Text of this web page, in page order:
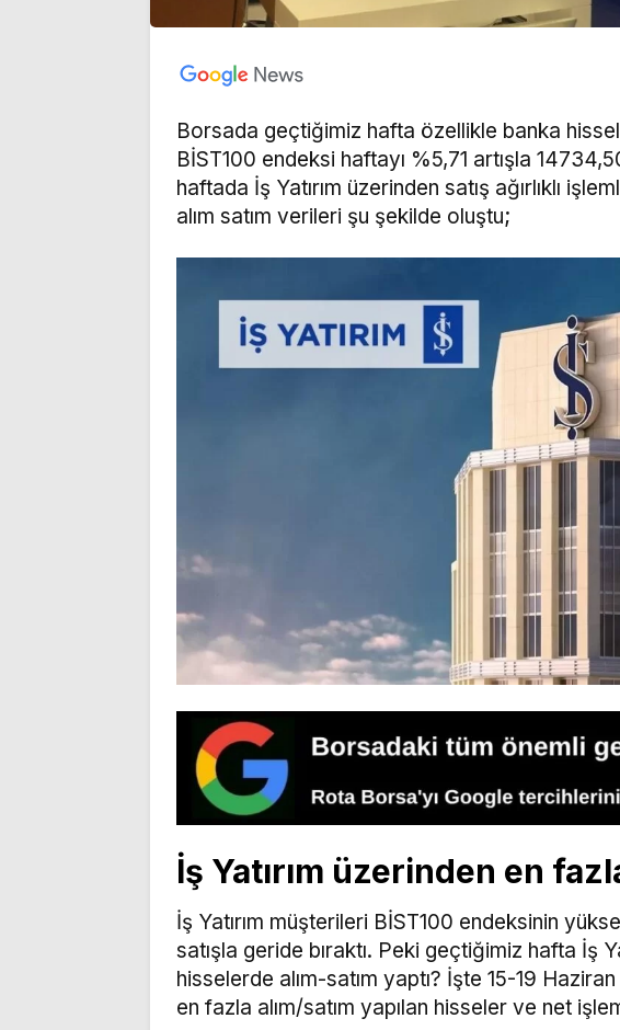
Borsada geçtiğimiz hafta özellikle banka
BİST100 endeksi haftayı %5,71 artışla
haftada İş Yatırım üzerinden satış ağırlıklı
alım satım verileri şu şekilde oluştu;
İş Yatırım üzerinden en
İş Yatırım müşterileri BİST100 endeksinin
satışla geride bıraktı. Peki geçtiğimiz hafta İş
hisselerde alım-satım yaptı? İşte 15-19
en fazla alım/satım yapılan hisseler ve net